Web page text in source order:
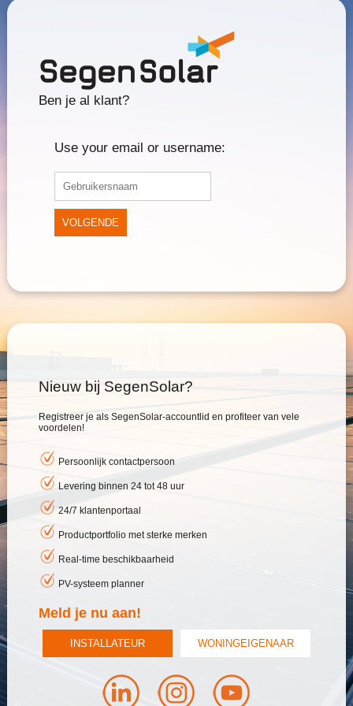
Ben je al klant?
Use your email or username:
VOLGENDE
Nieuw bij SegenSolar?
Registreer je als SegenSolar-accountlid en profiteer van vele
voordelen!
Persoonlijk contactpersoon
Levering binnen 24 tot 48 uur
24/7 klantenportaal
Productportfolio met sterke merken
Real-time beschikbaarheid
PV-systeem planner
Meld je nu aan!
INSTALLATEUR WONINGEIGENAAR